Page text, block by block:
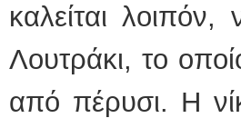
καλείται
Λουτράκι, το
από πέρυσι. Η